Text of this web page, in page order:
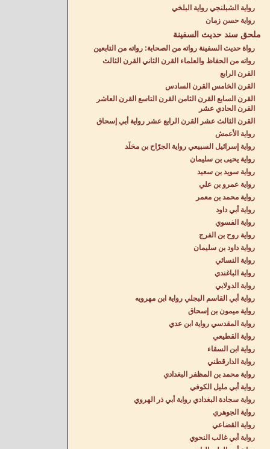
رواية الشبلنجي رواية البلخي
رواية حسن زمان
ملحق سند حديث السفينة
رواة حديث السفينة رواته من الصحابة: رواته من التابعين
رواته من الحفاظ والعلماء القرن الثاني القرن الثالث
القرن الرابع
القرن الخامس القرن السادس
القرن السابع القرن الثامن القرن التاسع القرن العاشر
القرن الحادي عشر
القرن الثالث عشر القرن الرابع عشر رواية أبي إسحاق
رواية الأعمش
رواية إسرائيل السبيعي رواية الجرّاح بن مخلّد
رواية يحيى بن سليمان
رواية سويد بن سعيد
رواية عمرو بن علي
رواية محمد بن معمر
رواية أبي داود
رواية الفسوي
رواية روح بن الفرج
رواية داود بن سليمان
رواية النسائي
رواية الباغندي
رواية الدولابي
رواية أبي القاسم البجلي رواية ابن مهرويه
رواية ميمون بن إسحاق
رواية المقدسي رواية ابن عدي
رواية القطيعي
رواية ابن السقاء
رواية الدارقطني
رواية محمد بن المظفر البغدادي
رواية أبي مليل الكوفي
رواية سجادة البغدادي رواية أبي ذر الهروي
رواية الجوهري
رواية القضاعي
رواية أبي غالب النحوي